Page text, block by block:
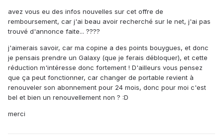
avez vous eu des infos nouvelles sur cet offre de
remboursement, car j'ai beau avoir recherché sur le net, j'ai pas
trouvé d'annonce faite... ????
j'aimerais savoir, car ma copine a des points bouygues, et donc
je pensais prendre un Galaxy (que je ferais débloquer), et cette
réduction m'intéresse donc fortement ! D'ailleurs vous pensez
que ça peut fonctionner, car changer de portable revient à
renouveler son abonnement pour 24 mois, donc pour moi c'est
bel et bien un renouvellement non ? :D
merci